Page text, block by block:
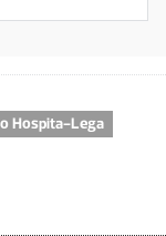
Hospita-Lega